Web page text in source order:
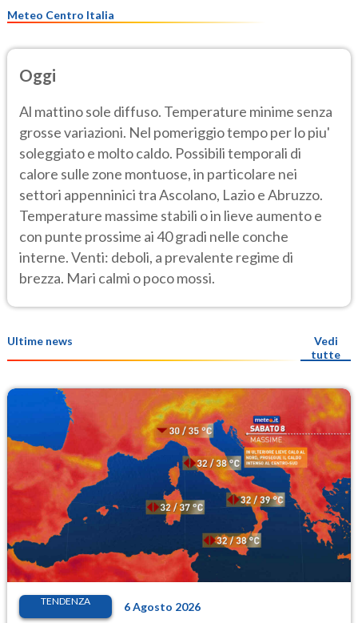
Meteo Centro Italia
Oggi
Al mattino sole diffuso. Temperature minime senza
grosse variazioni. Nel pomeriggio tempo per lo piu'
soleggiato e molto caldo. Possibili temporali di
calore sulle zone montuose, in particolare nei
settori appenninici tra Ascolano, Lazio e Abruzzo.
Temperature massime stabili o in lieve aumento e
con punte prossime ai 40 gradi nelle conche
interne. Venti: deboli, a prevalente regime di
brezza. Mari calmi o poco mossi.
Ultime news
Vedi
tutte
TENDENZA 6 Agosto 2026